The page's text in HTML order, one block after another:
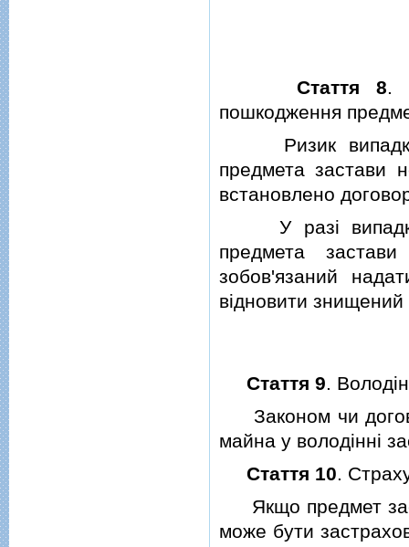
Стаття 8.
пошкодження
Ризик
предмета застави
встановлено
У разi
предмета
зобов'язаний
вiдновити
Стаття 9.
Законом чи
майна у володiннi
Стаття 10.
Якщо предмет
може бути